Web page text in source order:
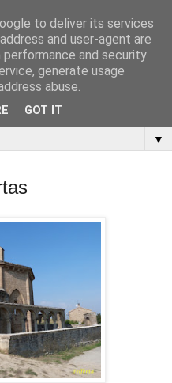
▼
to deliver its services
and user-agent are
and security
generate usage
abuse.
GOT IT